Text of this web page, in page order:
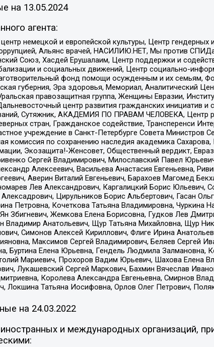
на 13.05.2024
агента:
немецкой и европейской культуры, Центр
Альянс врачей, НАСИЛИЮ.НЕТ, Мы против
Союз, Хасдей Ерушалаим, Центр поддержки и
и социальных движений, Центр социально-
фонд помощи осужденным и их семьям,
губерния, Эра здоровья, Мемориал, Аналитический
правозащитная группа, Женщины Евразии,
центр развития гражданских инициатив и
Сутяжник, АКАДЕМИЯ ПО ПРАВАМ ЧЕЛОВЕКА, Центр
стран, Гражданское содействие, Трансперенси
учреждение в Санкт-Петербурге Совета Министров
комиссия по сохранению наследия академика
Экозащита!-Женсовет, Общественный вердикт,
Сергей Владимирович, Милославский Павел
Алексеевич, Васильева Анастасия Евгеньевна,
Аверин Виталий Евгеньевич, Барахоев Магомед
Лев Александрович, Каргалицкий Борис Юльевич,
Цирульников Борис Альбертович, Гасан
Петровна, Кочеткова Татьяна Владимировна, Чуркина
Збигневич, Жемкова Елена Борисовна, Гудков Лев
Владимир Анатольевич, Щур Татьяна Михайловна, Щур
Симонов Алексей Кириллович, Флиге Ирина
Максимов Сергей Владимирович, Беляев Сергей
Буртина Елена Юрьевна, Гендель Людмила Залмановна,
Мариевич, Прохоров Вадим Юрьевич, Шахова Елена
Лукашевский Сергей Маркович, Бахмин Вячеслав
Королева Александра Евгеньевна, Смирнов
Локшина Татьяна Иосифовна, Орлов Олег Петрович,
на 24.03.2022
и международных организаций,